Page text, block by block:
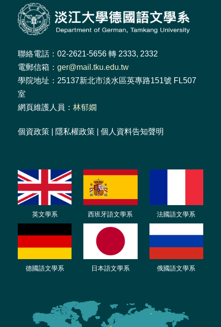
聯絡電話：02-2621-5656 轉 2333, 2332
電郵信箱： ger@mail.tku.edu.tw
學院地址：25137新北市淡水區英專路151號 FL507
室
網頁維護人員： 林郁嫺
個資政策 隱私權政策 個人資料告知聲明
英文學系 西班牙語文學系 法國語文學系
德國語文學系 日本語文學系 俄國語文學系